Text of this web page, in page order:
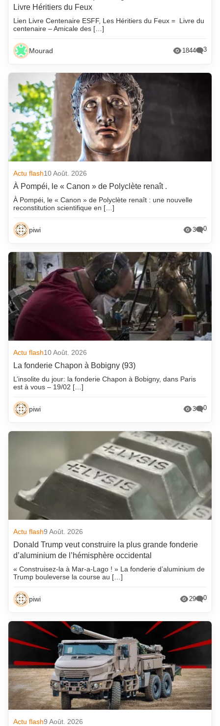
Livre Héritiers du Feux
Lien Livre Centenaire ESFF, Les Héritiers du Feux = Livre du
centenaire – Amicale des […]
Mourad 1844 3
Actu flash10 Août. 2026
À Pompéi, le « Canon » de Polyclète renaît .
À Pompéi, le « Canon » de Polyclète renaît : une nouvelle
reconstitution scientifique en […]
piwi 3 0
Actu flash10 Août. 2026
La fonderie Chapon à Bobigny (93)
L’insolite du jour: la fonderie Chapon à Bobigny, dans Paris
est à vous – 19/02 […]
piwi 3 0
Actu flash9 Août. 2026
Donald Trump veut construire la plus grande fonderie
d’aluminium de l’hémisphère occidental
« Construisez-la à Mar-a-Lago ! » La fonderie d’aluminium de
Trump bouleverse la course au […]
piwi 29 0
Actu flash9 Août. 2026